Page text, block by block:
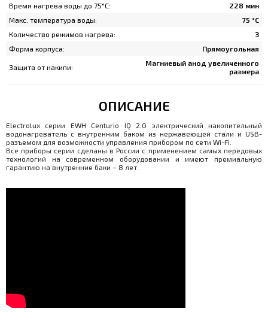
Время нагрева воды до 75°С:
228 мин
Макс. температура воды:
75 °С
Количество режимов нагрева:
3
Форма корпуса:
Прямоугольная
Защита от накипи:
Магниевый анод увеличенного
размера
ОПИСАНИЕ
Electrolux серии EWH Centurio IQ 2.0 электрический накопительный
водонагреватель с внутренним баком из нержавеющей стали и USB-
разъемом для возможности управления прибором по сети Wi-Fi.
Все приборы серии сделаны в России с применением самых передовых
технологий на современном оборудовании и имеют премиальную
гарантию на внутренние баки – 8 лет.